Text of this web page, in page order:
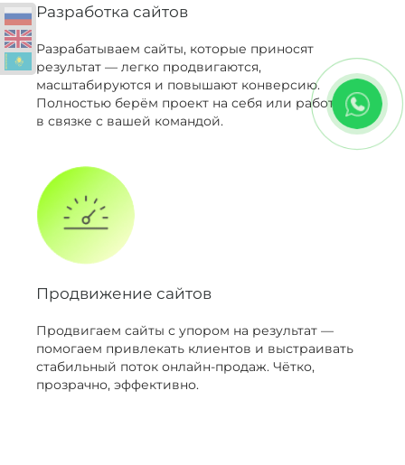
Разработка сайтов
Разрабатываем сайты, которые приносят
результат — легко продвигаются,
масштабируются и повышают конверсию.
Полностью берём проект на себя или работаем
в связке с вашей командой.
Продвижение сайтов
Продвигаем сайты с упором на результат —
помогаем привлекать клиентов и выстраивать
стабильный поток онлайн-продаж. Чётко,
прозрачно, эффективно.